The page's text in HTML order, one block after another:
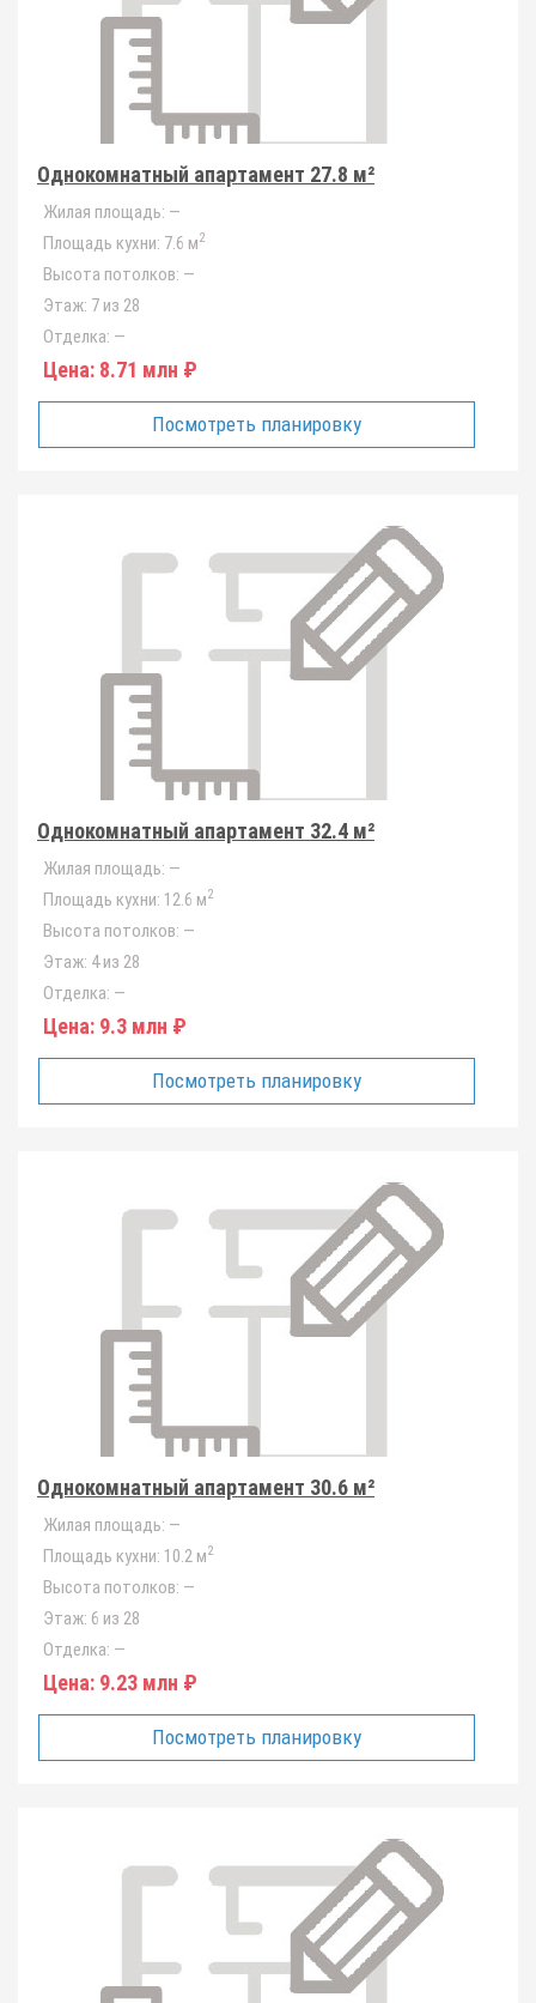
Однокомнатный апартамент 27.8 м²
Жилая площадь: —
Площадь кухни: 7.6 м2
Высота потолков: —
Этаж: 7 из 28
Отделка: —
Цена: 8.71 млн ₽
Посмотреть планировку
Однокомнатный апартамент 32.4 м²
Жилая площадь: —
Площадь кухни: 12.6 м2
Высота потолков: —
Этаж: 4 из 28
Отделка: —
Цена: 9.3 млн ₽
Посмотреть планировку
Однокомнатный апартамент 30.6 м²
Жилая площадь: —
Площадь кухни: 10.2 м2
Высота потолков: —
Этаж: 6 из 28
Отделка: —
Цена: 9.23 млн ₽
Посмотреть планировку